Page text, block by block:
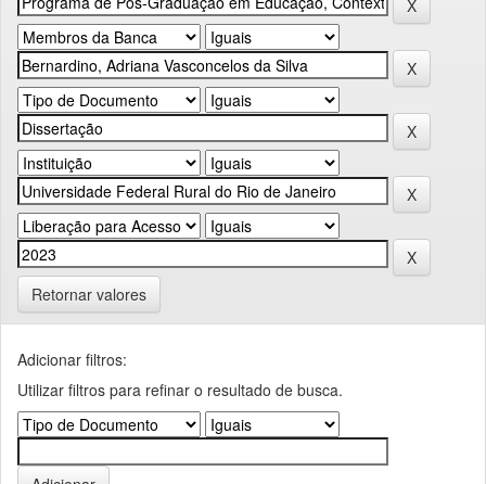
Retornar valores
Adicionar filtros:
Utilizar filtros para refinar o resultado de busca.